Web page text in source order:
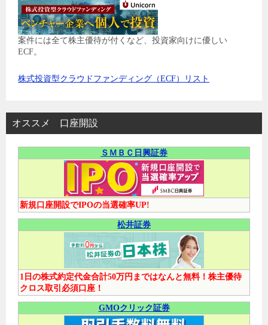
案件には全て株主優待が付くなど、投資家向けに優しい
ECF。
株式投資型クラウドファンディング（ECF）リスト
オススメ 口座開設
ＳＭＢＣ日興証券
新規口座開設でIPOの当選確率UP!
松井証券
1日の株式約定代金合計50万円まではなんと無料！株主優待
クロス取引必須口座！
GMOクリック証券